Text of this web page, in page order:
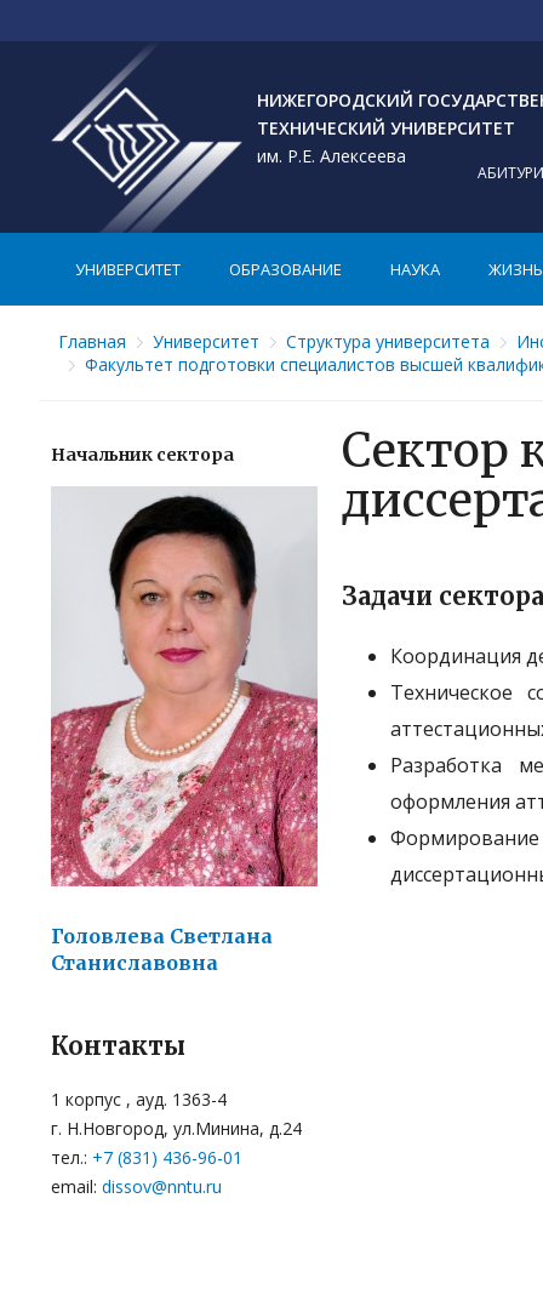
НИЖЕГОРОДСКИЙ
ТЕХНИЧЕСКИЙ УНИВЕРСИТЕТ
им. Р.Е. Алексеева
УНИВЕРСИТЕТ ОБРАЗОВАНИЕ НАУКА ЖИЗНЬ
Главная Университет Структура университета
Факультет подготовки специалистов высшей
Начальник сектора
Головлева Светлана
Станиславовна
Контакты
1 корпус , ауд. 1363-4
г. Н.Новгород, ул.Минина, д.24
тел.: +7 (831) 436-96-01
email: dissov@nntu.ru
Сектор
Задачи
Координация
Техническое
Разработка
оформления